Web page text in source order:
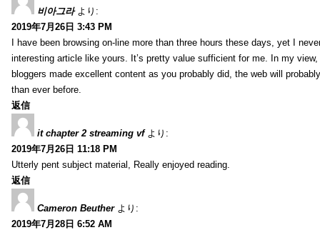
비아그라 より:
2019年7月26日 3:43 PM
I have been browsing on-line more than three hours these days, yet I
interesting article like yours. It’s pretty value sufficient for me. In my
bloggers made excellent content as you probably did, the web will
than ever before.
返信
it chapter 2 streaming vf より:
2019年7月26日 11:18 PM
Utterly pent subject material, Really enjoyed reading.
返信
Cameron Beuther より:
2019年7月28日 6:52 AM